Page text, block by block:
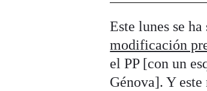
Este lunes se
modificación
el PP [con un
Génova]. Y